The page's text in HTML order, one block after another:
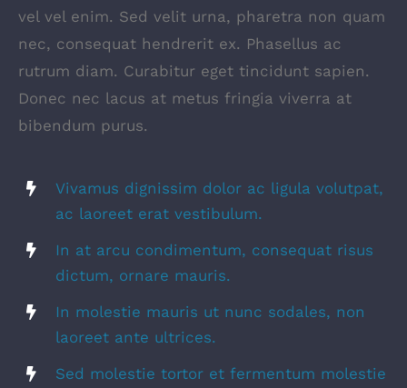
vel vel enim. Sed velit urna, pharetra non quam
nec, consequat hendrerit ex. Phasellus ac
rutrum diam. Curabitur eget tincidunt sapien.
Donec nec lacus at metus fringia viverra at
bibendum purus.
Vivamus dignissim dolor ac ligula volutpat,
ac laoreet erat vestibulum.
In at arcu condimentum, consequat risus
dictum, ornare mauris.
In molestie mauris ut nunc sodales, non
laoreet ante ultrices.
Sed molestie tortor et fermentum molestie